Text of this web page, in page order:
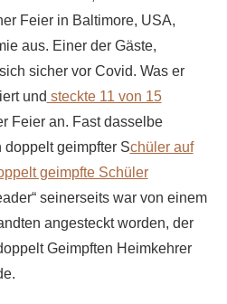
Feier in Baltimore, USA,
aus. Einer der Gäste,
sicher vor Covid. Was er
und steckte 11 von 15
Feier an. Fast dasselbe
geimpfter Schüler auf
geimpfte Schüler
seinerseits war von einem
angesteckt worden, der
Geimpften Heimkehrer